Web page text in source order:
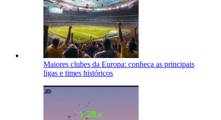
Maiores clubes da Europa: conheça as principais
ligas e times históricos